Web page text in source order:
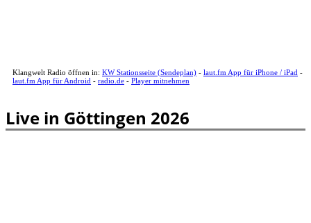
Klangwelt Radio öffnen in: KW Stationsseite (Sendeplan) - laut.fm App für iPhone / iPad -
laut.fm App für Android - radio.de - Player mitnehmen
Live in Göttingen 2026